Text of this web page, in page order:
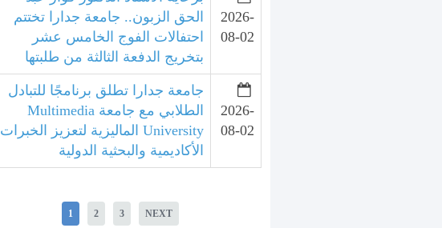
الحق الزبون.. جامعة جدارا تختتم
احتفالات الفوج الخامس عشر
بتخريج الدفعة الثالثة من طلبتها
2026-
08-02
جامعة جدارا تطلق برنامجًا للتبادل
الطلابي مع جامعة Multimedia
University الماليزية لتعزيز الخبرات
الأكاديمية والبحثية الدولية
2026-
08-02
1 2 3 NEXT